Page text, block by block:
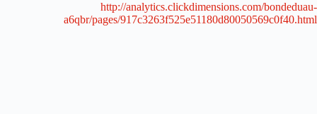
http://analytics.clickdimensions.com/bondeduau-
a6qbr/pages/917c3263f525e51180d80050569c0f40.html